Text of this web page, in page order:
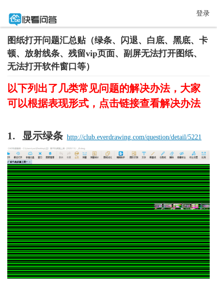
登录
图纸打开问题汇总贴（绿条、闪退、白底、黑底、卡
顿、放射线条、残留vip页面、副屏无法打开图纸、
无法打开软件窗口等）
以下列出了几类常见问题的解决办法，大家
可以根据表现形式，点击链接查看解决办法
1. 显示绿条 http://club.everdrawing.com/question/detail/5221